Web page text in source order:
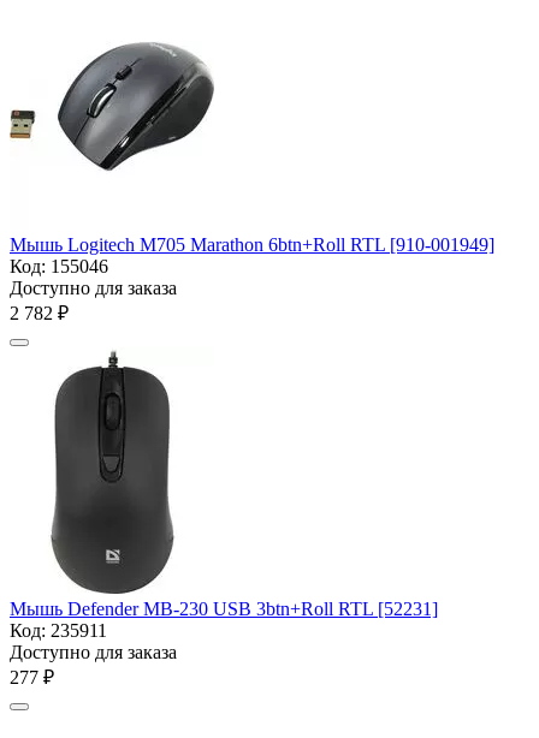
Мышь Logitech M705 Marathon 6btn+Roll RTL [910-001949]
Код: 155046
Доступно для заказа
2 782 ₽
Мышь Defender MB-230 USB 3btn+Roll RTL [52231]
Код: 235911
Доступно для заказа
‍277‍ ₽